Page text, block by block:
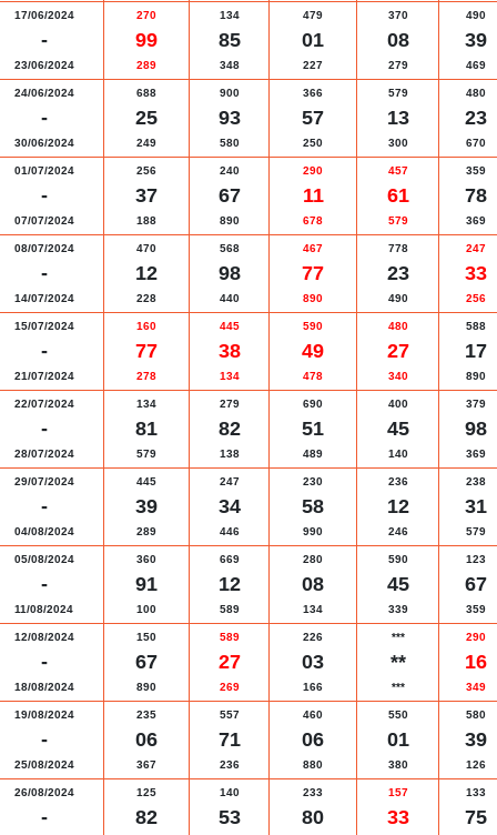
17/06/2024
-
23/06/2024
270
99
289
134
85
348
479
01
227
370
08
279
490
39
469
24/06/2024
-
30/06/2024
688
25
249
900
93
580
366
57
250
579
13
300
480
23
670
01/07/2024
-
07/07/2024
256
37
188
240
67
890
290
11
678
457
61
579
359
78
369
08/07/2024
-
14/07/2024
470
12
228
568
98
440
467
77
890
778
23
490
247
33
256
15/07/2024
-
21/07/2024
160
77
278
445
38
134
590
49
478
480
27
340
588
17
890
22/07/2024
-
28/07/2024
134
81
579
279
82
138
690
51
489
400
45
140
379
98
369
29/07/2024
-
04/08/2024
445
39
289
247
34
446
230
58
990
236
12
246
238
31
579
05/08/2024
-
11/08/2024
360
91
100
669
12
589
280
08
134
590
45
339
123
67
359
12/08/2024
-
18/08/2024
150
67
890
589
27
269
226
03
166
***
**
***
290
16
349
19/08/2024
-
25/08/2024
235
06
367
557
71
236
460
06
880
550
01
380
580
39
126
26/08/2024
-
125
82
140
53
233
80
157
33
133
75